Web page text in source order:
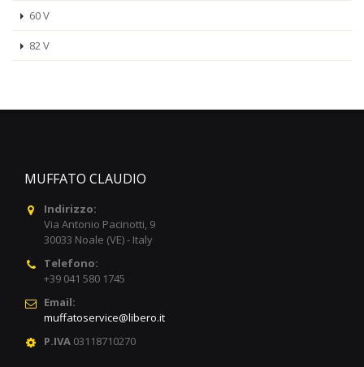
60 V
82 V
MUFFATO CLAUDIO
Indirizzo:
Via Antonio Pacinotti, 9
30033 Noale (VE) - Italy
Telefono:
+39 041 580 1745
Email:
muffatoservice@libero.it
P.IVA 03118710270